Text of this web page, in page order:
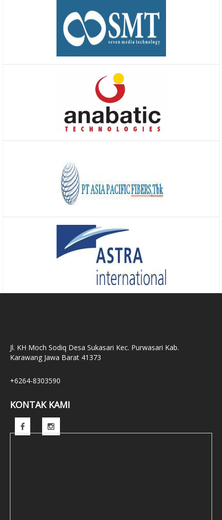
Jl. KH Moch Sodiq Desa Sukasari Kec. Purwasari Kab.
Karawang Jawa Barat 41373
+6264-8303590
KONTAK KAMI